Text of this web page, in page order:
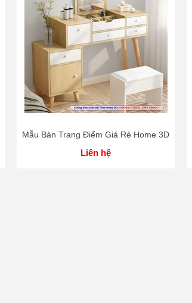
Mẫu Bàn Trang Điểm Giá Rẻ Home 3D
Liên hệ